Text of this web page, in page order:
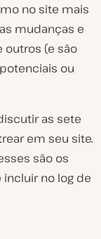
no site mais
mudanças e
outros (e são
ou
as sete
em seu site.
são os
no log de